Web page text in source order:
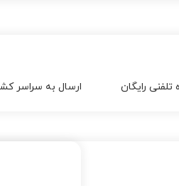
تلفنی رایگان ارسال به سراسر